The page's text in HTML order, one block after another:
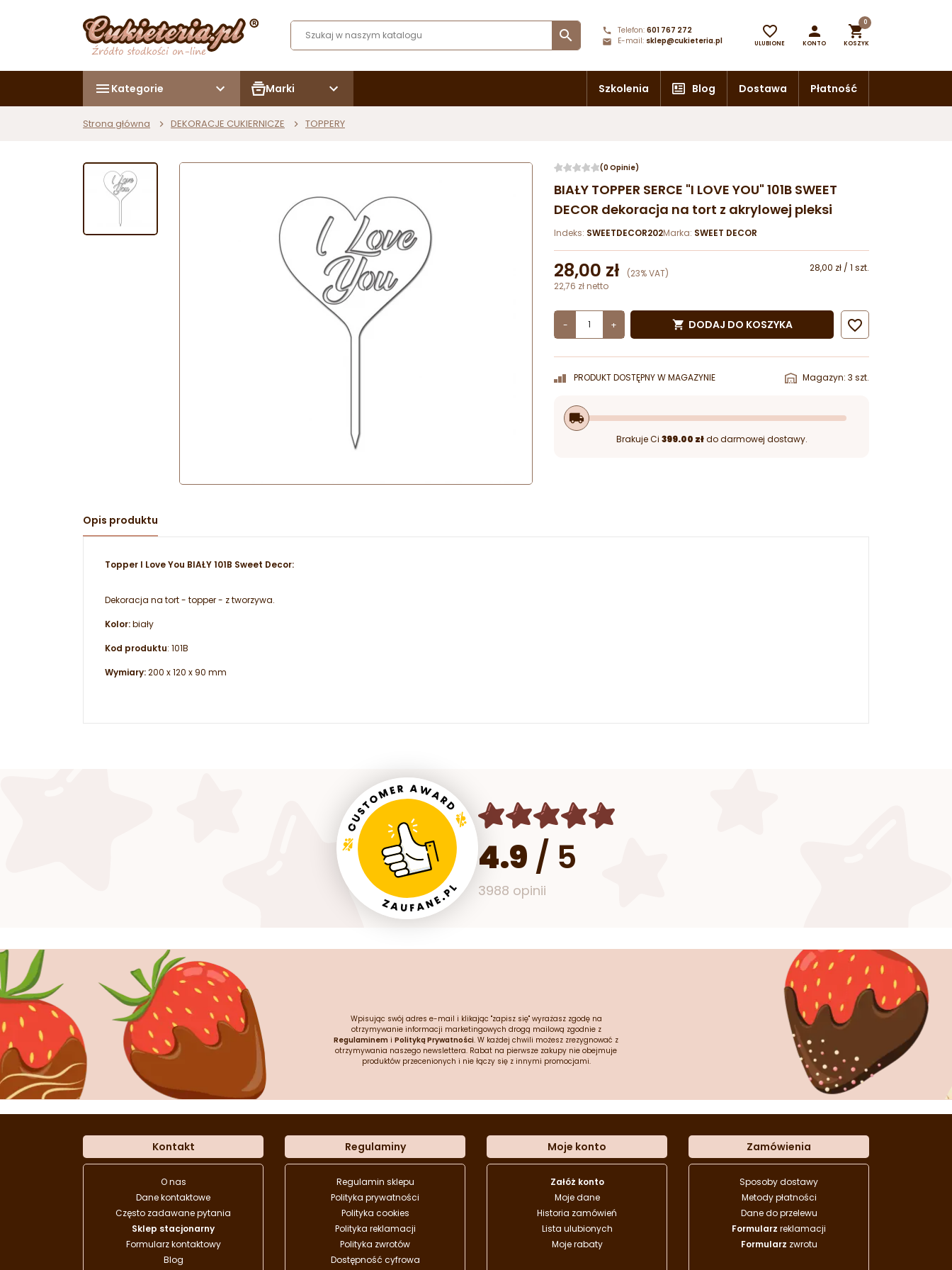
 Telefon: 601 767 272
E-mail: sklep@cukieteria.pl

ULUBIONE

KONTO

0
KOSZYK
Kategorie Marki Szkolenia Blog Dostawa Płatność
Strona główna DEKORACJE CUKIERNICZE TOPPERY
(0 Opinie)
BIAŁY TOPPER SERCE "I LOVE YOU" 101B SWEET
DECOR dekoracja na tort z akrylowej pleksi
Indeks: SWEETDECOR202Marka: SWEET DECOR
28,00 zł (23% VAT)
28,00 zł / 1 szt.
22,76 zł netto
- +  DODAJ DO KOSZYKA 
PRODUKT DOSTĘPNY W MAGAZYNIE Magazyn: 3 szt.
local_shipping
Brakuje Ci 399.00 złdo darmowej dostawy.
Opis produktu
Topper I Love You BIAŁY 101B Sweet Decor:
Dekoracja na tort - topper - z tworzywa.
Kolor:biały
Kod produktu: 101B
Wymiary:200 x 120 x 90 mm
4.9 / 5
3988 opinii
Wpisując swój adres e-mail i klikając "zapisz się" wyrażasz zgodę na
otrzymywanie informacji marketingowych drogą mailową zgodnie z
Regulaminem i Polityką Prywatności. W każdej chwili możesz zrezygnować z
otrzymywania naszego newslettera. Rabat na pierwsze zakupy nie obejmuje
produktów przecenionych i nie łączy się z innymi promocjami.
Kontakt
O nas
Dane kontaktowe
Często zadawane pytania
Sklep stacjonarny
Formularz kontaktowy
Blog
Regulaminy
Regulamin sklepu
Polityka prywatności
Polityka cookies
Polityka reklamacji
Polityka zwrotów
Dostępność cyfrowa
Moje konto
Załóż konto
Moje dane
Historia zamówień
Lista ulubionych
Moje rabaty
Zamówienia
Sposoby dostawy
Metody płatności
Dane do przelewu
Formularz reklamacji
Formularz zwrotu